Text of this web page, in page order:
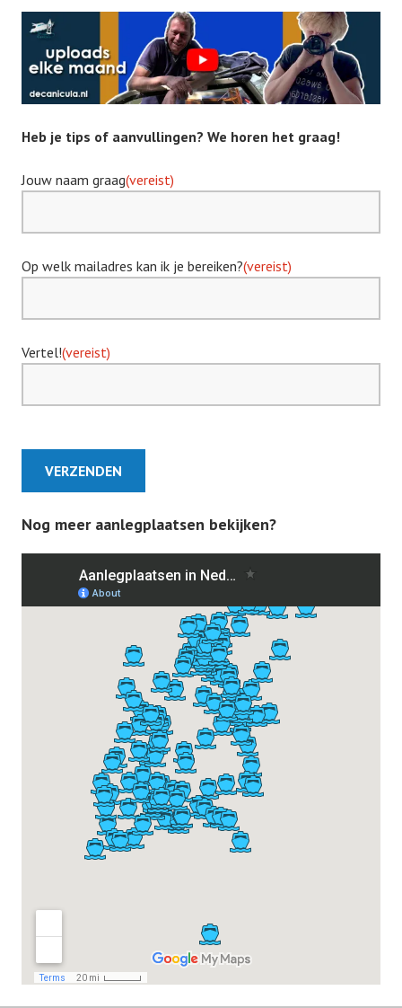
Heb je tips of aanvullingen? We horen het graag!
Jouw naam graag(vereist)
Op welk mailadres kan ik je bereiken?(vereist)
Vertel!(vereist)
VERZENDEN
Nog meer aanlegplaatsen bekijken?